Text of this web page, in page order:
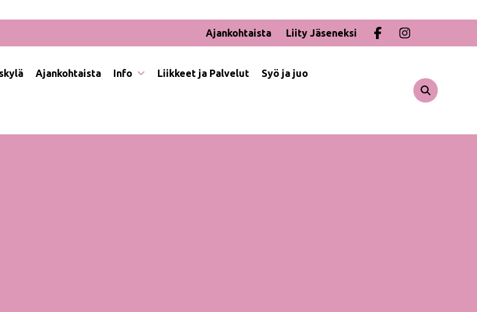
Ajankohtaista
Liity Jäseneksi
Ajankohtaista Info Liikkeet ja Palvelut Syö ja juo